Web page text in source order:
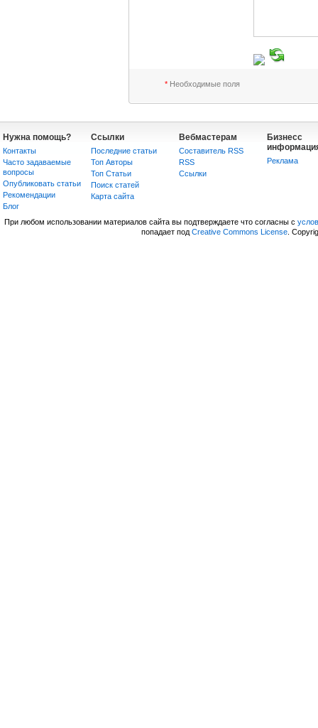
*Необходимые поля
Нужна помощь?
Контакты
Часто задаваемые
вопросы
Опубликовать статьи
Рекомендации
Блог
Ссылки
Последние статьи
Топ Авторы
Топ Статьи
Поиск статей
Карта сайта
Вебмастерам
Составитель RSS
RSS
Сcылки
Бизнесс
Реклама
При любом использовании материалов сайта вы подтверждаете что согласны с
попадает под Creative Commons License .